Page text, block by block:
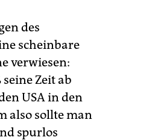
des
scheinbare
verwiesen:
Zeit ab
USA in den
also sollte man
spurlos